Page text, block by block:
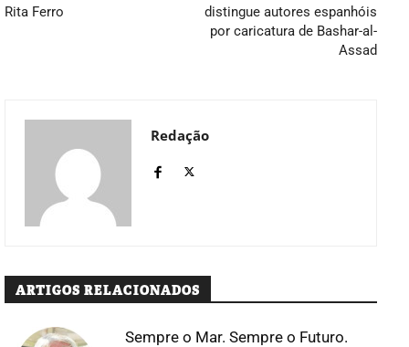
Rita Ferro
distingue autores espanhóis
por caricatura de Bashar-al-
Assad
Redação
ARTIGOS RELACIONADOS
Sempre o Mar. Sempre o Futuro.